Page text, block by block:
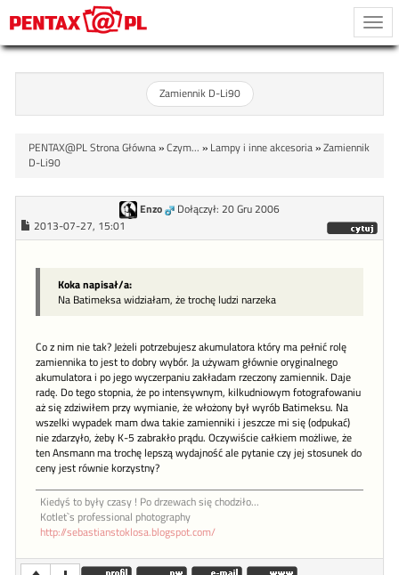
Zamiennik D-Li90
PENTAX@PL Strona Główna»Czym... » Lampy i inne akcesoria»Zamiennik
D-Li90
Enzo
Dołączył: 20 Gru 2006
2013-07-27, 15:01
Koka napisał/a:
Na Batimeksa widziałam, że trochę ludzi narzeka
Co z nim nie tak? Jeżeli potrzebujesz akumulatora który ma pełnić rolę
zamiennika to jest to dobry wybór. Ja używam głównie oryginalnego
akumulatora i po jego wyczerpaniu zakładam rzeczony zamiennik. Daje
radę. Do tego stopnia, że po intensywnym, kilkudniowym fotografowaniu
aż się zdziwiłem przy wymianie, że włożony był wyrób Batimeksu. Na
wszelki wypadek mam dwa takie zamienniki i jeszcze mi się (odpukać)
nie zdarzyło, żeby K-5 zabrakło prądu. Oczywiście całkiem możliwe, że
ten Ansmann ma trochę lepszą wydajność ale pytanie czy jej stosunek do
ceny jest równie korzystny?
Kiedyś to były czasy ! Po drzewach się chodziło...
Kotlet`s professional photography
http://sebastianstoklosa.blogspot.com/